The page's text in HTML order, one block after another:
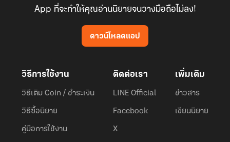
App ที่จะทำให้คุณอ่านนิยายจนวางมือถือไม่ลง!
ดาวน์โหลดแอป
วิธีการใช้งาน
วิธีเติม Coin / ชำระเงิน
วิธีซื้อนิยาย
คู่มือการใช้งาน
ติดต่อเรา
LINE Official
Facebook
X
เพิ่มเติม
ข่าวสาร
เขียนนิยาย